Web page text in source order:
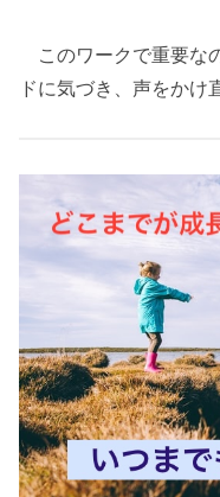
このワークで重要な
ドに気づき、声をかけ